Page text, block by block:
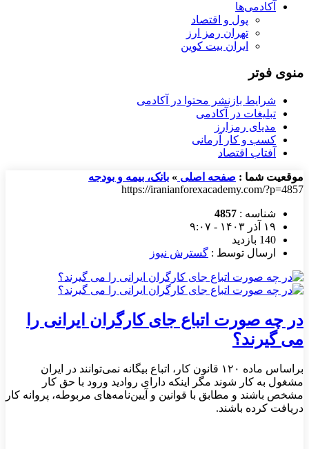
آکادمی‌ها
پول و اقتصاد
تهران رمز ارز
ایران بیت کوین
منوی فوتر
شرایط بازنشر محتوا در آکادمی
تبلیغات در آکادمی
مدیای رمزارز
کسب و کار آرمانی
آفتاب اقتصاد
موقعیت شما : صفحه اصلی » بانک، بیمه و بودجه
https://iranianforexacademy.com/?p=4857
شناسه : 4857
۱۹ آذر ۱۴۰۳ - ۹:۰۷
140 بازدید
ارسال توسط : گسترش نیوز
در چه صورت اتباع جای کارگران ایرانی را
می گیرند؟
براساس ماده ۱۲۰ قانون کار، اتباع بیگانه نمی‌توانند در ایران
مشغول به کار شوند مگر اینکه دارای روادید ورود با حق کار
مشخص باشند و مطابق با قوانین و آیین‌نامه‌های مربوطه، پروانه کار
دریافت کرده باشند.